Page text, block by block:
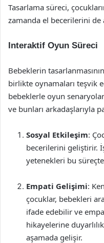
Tasarlama süreci,
zamanda el becerilerini de
Interaktif Oyun Süreci
Bebeklerin
birlikte oynamaları teşvik
bebeklerle oyun
ve bunları arkadaşlarıyla
Sosyal Etkileşim:
becerilerini geliştirir.
yetenekleri bu
Empati Gelişimi:
çocuklar, bebekleri
ifade edebilir ve
hikayelerine
aşamada gelişir.